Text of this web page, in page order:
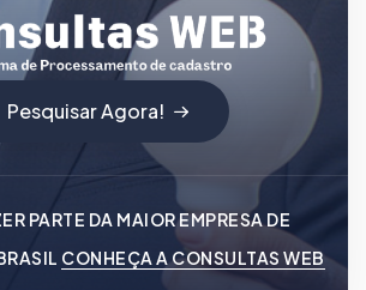
Pesquisar Agora!
PARTE DA MAIOR EMPRESA DE
CONHEÇA A CONSULTAS WEB